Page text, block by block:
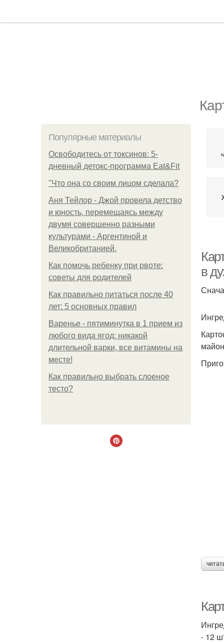
Популярные материалы
Освободитесь от токсинов: 5-
дневный детокс-программа Eat&Fit
"Что она со своим лицом сделала?
Аня Тейлор - Джой провела детство
и юность, перемещаясь между
двумя совершенно разными
культурами - Аргентиной и
Великобританией.
Как помочь ребенку при рвоте:
советы для родителей
Как правильно питаться после 40
лет: 5 основных правил
Варенье - пятиминутка в 1 прием из
любого вида ягод: никакой
длительной варки, все витамины на
месте!
Как правильно выбрать слоеное
тесто?
в
- 12